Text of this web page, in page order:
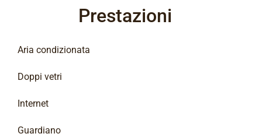
Prestazioni
Aria condizionata
Doppi vetri
Internet
Guardiano